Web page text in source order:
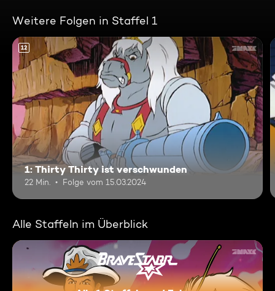
Weitere Folgen in Staffel 1
12
1: Thirty Thirty ist verschwunden
22 Min. Folge vom 15.03.2024
Alle Staffeln im Überblick